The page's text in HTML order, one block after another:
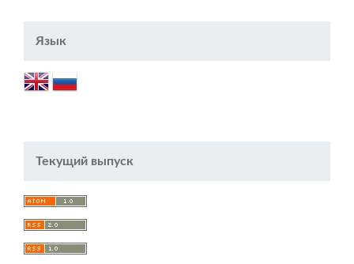
Язык
Текущий выпуск